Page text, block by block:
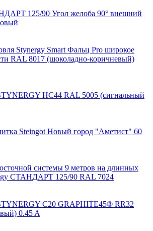
125/90 Угол желоба 90° внешний
Stynergy Smart Фальц Pro широкое
RAL 8017 (шоколадно-коричневый)
НС44 RAL 5005 (сигнальный
Steingot Новый город "Аметист" 60
системы 9 метров на длинных
СТАНДАРТ 125/90 RAL 7024
С20 GRAPHITE45® RR32
0.45 A